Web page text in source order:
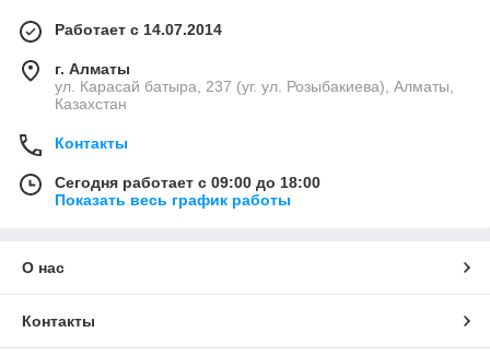
Работает с 14.07.2014
г. Алматы
ул. Карасай батыра, 237 (уг. ул. Розыбакиева), Алматы,
Казахстан
Контакты
Сегодня работает с 09:00 до 18:00
Показать весь график работы
О нас
Контакты